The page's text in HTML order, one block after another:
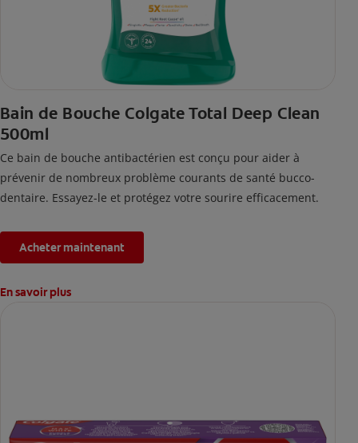
Bain de Bouche Colgate Total Deep Clean
500ml
Ce bain de bouche antibactérien est conçu pour aider à
prévenir de nombreux problème courants de santé bucco-
dentaire. Essayez-le et protégez votre sourire efficacement.
Acheter maintenant
En savoir plus